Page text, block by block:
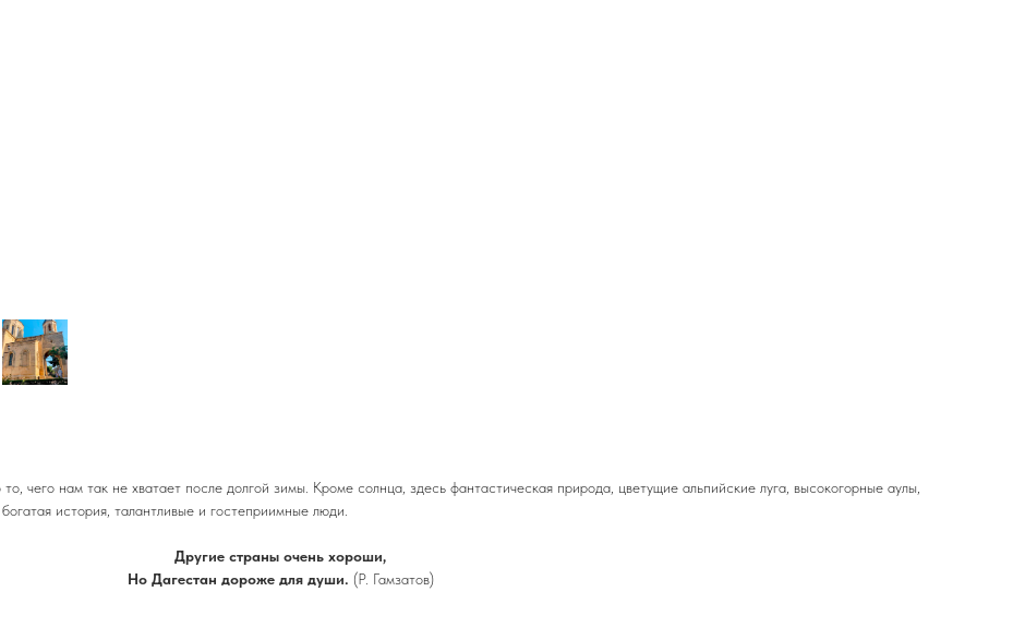
чего нам так не хватает после долгой зимы. Кроме солнца, здесь фантастическая природа, цветущие альпийские луга, высокогорные аулы,
история, талантливые и гостеприимные люди.
Другие страны очень хороши,
Но Дагестан дороже для души. (Р. Гамзатов)